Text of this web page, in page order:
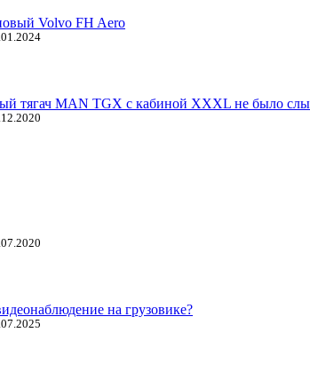
Volvo FH Aero
тягач MAN TGX с кабиной XXXL не было
на грузовике?